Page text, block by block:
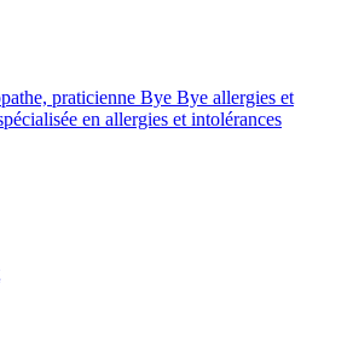
praticienne Bye Bye allergies et
en allergies et intolérances